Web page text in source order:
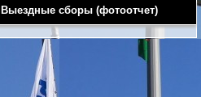
Выездные сборы (фотоотчет)